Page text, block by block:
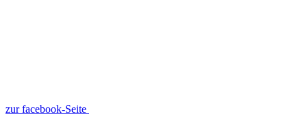
zur facebook-Seite